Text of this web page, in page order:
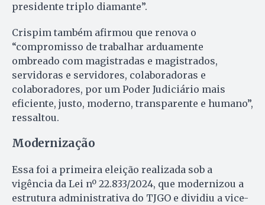
presidente triplo diamante”.
Crispim também afirmou que renova o
“compromisso de trabalhar arduamente
ombreado com magistradas e magistrados,
servidoras e servidores, colaboradoras e
colaboradores, por um Poder Judiciário mais
eficiente, justo, moderno, transparente e humano”,
ressaltou.
Modernização
Essa foi a primeira eleição realizada sob a
vigência da Lei nº 22.833/2024, que modernizou a
estrutura administrativa do TJGO e dividiu a vice-